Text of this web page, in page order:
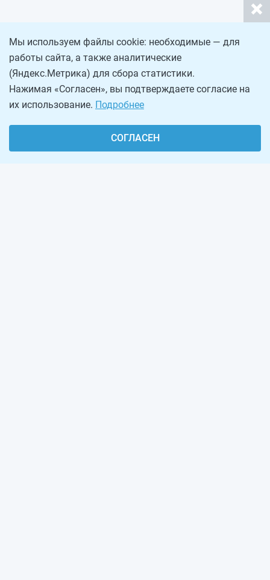
Мы используем файлы cookie: необходимые — для
работы сайта, а также аналитические
(Яндекс.Метрика) для сбора статистики.
Нажимая «Согласен», вы подтверждаете согласие на
их использование. Подробнее
СОГЛАСЕН